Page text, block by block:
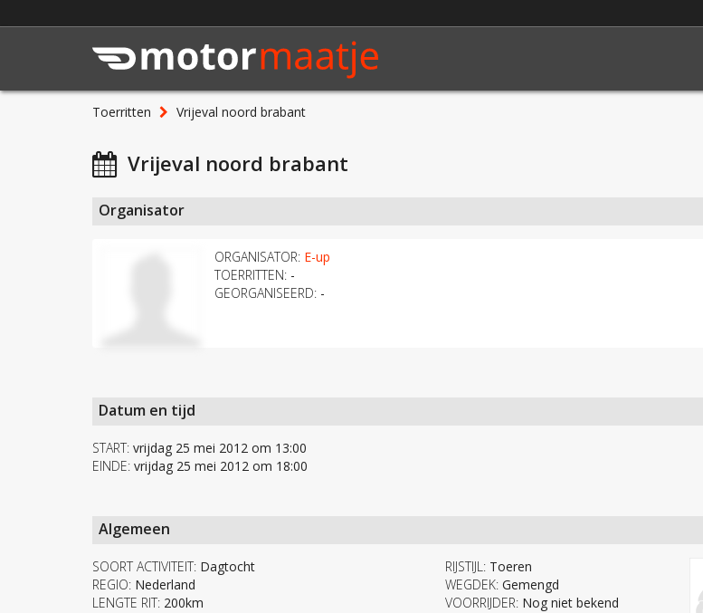
Toerritten Vrijeval noord brabant
Vrijeval noord brabant
Organisator
ORGANISATOR: E-up
TOERRITTEN: -
GEORGANISEERD: -
Datum en tijd
START: vrijdag 25 mei 2012 om 13:00
EINDE: vrijdag 25 mei 2012 om 18:00
Algemeen
SOORT ACTIVITEIT: Dagtocht
REGIO: Nederland
LENGTE RIT: 200km
RIJSTIJL: Toeren
WEGDEK: Gemengd
VOORRIJDER: Nog niet bekend